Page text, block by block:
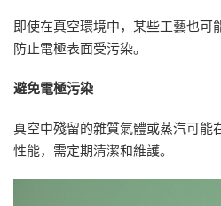
即使在真空環境中，某些工藝也可
防止電極表面受污染。
避免電極污染
真空中殘留的雜質氣體或蒸汽可能
性能，需定期清潔和維護。